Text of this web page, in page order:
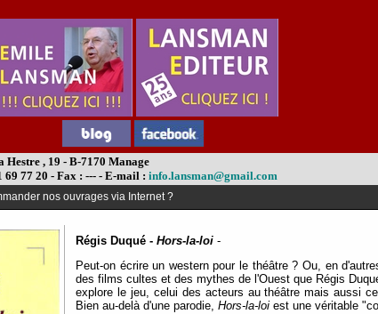
, 19 - B-7170 Manage
69 77 20 - Fax : --- - E-mail : info.lansman@gmail.com
nos ouvrages via Internet ?
Régis Duqué - Hors-la-loi -
Peut-on écrire un western pour le théâtre ? Ou, en
des films cultes et des mythes de l'Ouest que Régis
explore le jeu, celui des acteurs au théâtre mais aussi
Bien au-delà d'une parodie, Hors-la-loi est une véritable